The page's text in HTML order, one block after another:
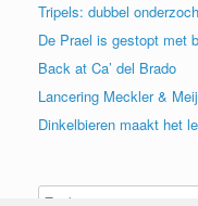
Tripels: dubbel
De Prael is gestopt met
Back at Ca’ del Brado
Lancering Meckler &
Dinkelbieren maakt het